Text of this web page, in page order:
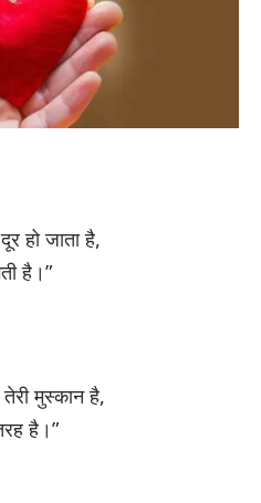
हो जाता है,
है।”
मुस्कान है,
है।”